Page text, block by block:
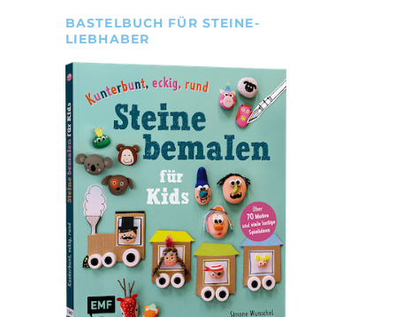
BASTELBUCH FÜR STEINE-
LIEBHABER